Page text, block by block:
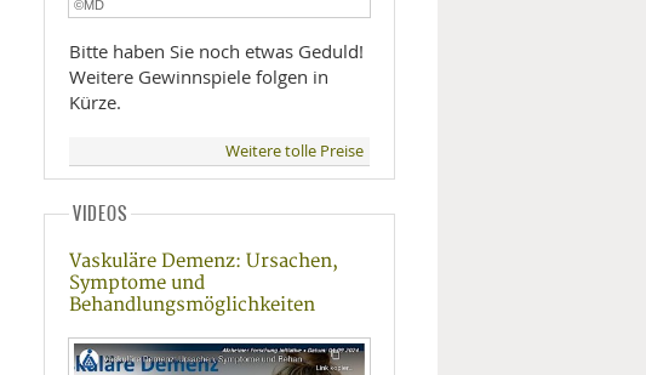
©MD
Bitte haben Sie noch etwas Geduld!
Weitere Gewinnspiele folgen in
Kürze.
Weitere tolle Preise
VIDEOS
Vaskuläre Demenz: Ursachen,
Symptome und
Behandlungsmöglichkeiten